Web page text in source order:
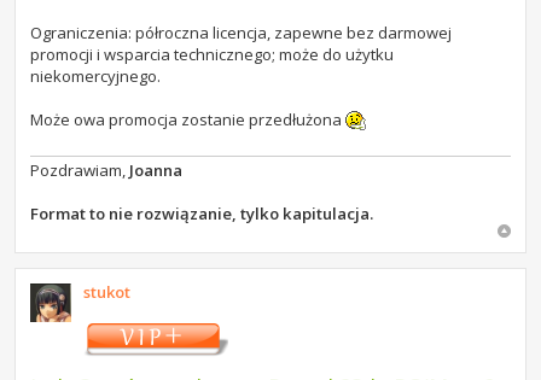
Ograniczenia: półroczna licencja, zapewne bez darmowej
promocji i wsparcia technicznego; może do użytku
niekomercyjnego.
Może owa promocja zostanie przedłużona
Pozdrawiam, Joanna
Format to nie rozwiązanie, tylko kapitulacja.
stukot